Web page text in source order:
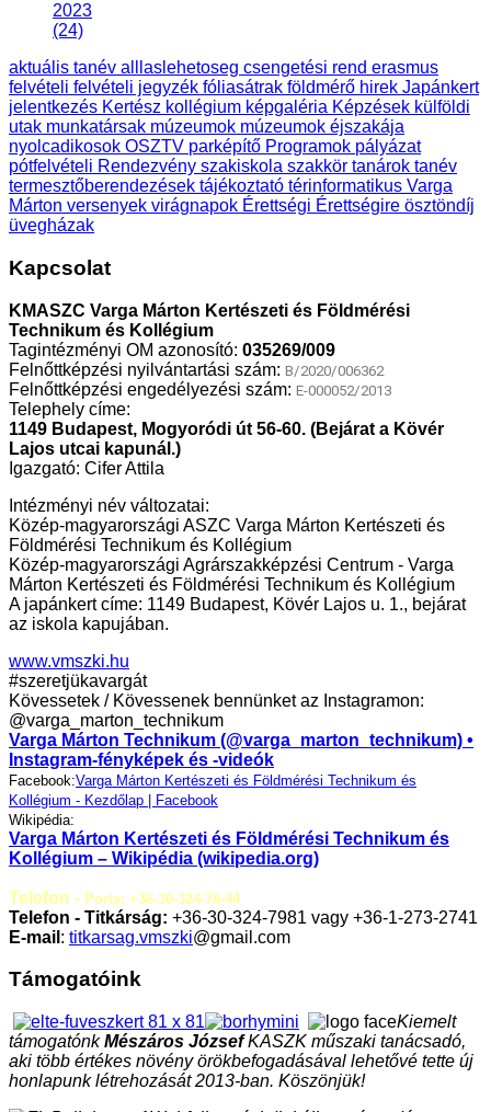
2023
(24)
aktuális tanév alllaslehetoseg csengetési rend erasmus
felvételi felvételi jegyzék fóliasátrak földmérő hirek Japánkert
jelentkezés Kertész kollégium képgaléria Képzések külföldi
utak munkatársak múzeumok múzeumok éjszakája
nyolcadikosok OSZTV parképítő Programok pályázat
pótfelvételi Rendezvény szakiskola szakkör tanárok tanév
termesztőberendezések tájékoztató térinformatikus Varga
Márton versenyek virágnapok Érettségi Érettségire ösztöndíj
üvegházak
Kapcsolat
KMASZC Varga Márton Kertészeti és Földmérési
Technikum és Kollégium
Tagintézményi OM azonosító: 035269/009
Felnőttképzési nyilvántartási szám: B/2020/006362
Felnőttképzési engedélyezési szám: E-000052/2013
Telephely címe:
1149 Budapest, Mogyoródi út 56-60. (Bejárat a Kövér
Lajos utcai kapunál.)
Igazgató: Cifer Attila
Intézményi név változatai:
Közép-magyarországi ASZC Varga Márton Kertészeti és
Földmérési Technikum és Kollégium
Közép-magyarországi Agrárszakképzési Centrum - Varga
Márton Kertészeti és Földmérési Technikum és Kollégium
A japánkert címe: 1149 Budapest, Kövér Lajos u. 1., bejárat
az iskola kapujában.
www.vmszki.hu
#szeretjükavargát
Kövessetek / Kövessenek bennünket az Instagramon:
@varga_marton_technikum
Varga Márton Technikum (@varga_marton_technikum) •
Instagram-fényképek és -videók
Facebook:Varga Márton Kertészeti és Földmérési Technikum és
Kollégium - Kezdőlap | Facebook
Wikipédia:
Varga Márton Kertészeti és Földmérési Technikum és
Kollégium – Wikipédia (wikipedia.org)
Telefon - Porta: +36-30-324-78-44
Telefon - Titkárság: +36-30-324-7981 vagy +36-1-273-2741
E-mail : titkarsag.vmszki@gmail.com
Támogatóink
Kiemelt
támogatónkMészáros JózsefKASZK műszaki tanácsadó,
aki több értékes növény örökbefogadásával lehetővé tette új
honlapunk létrehozását 2013-ban. Köszönjük!